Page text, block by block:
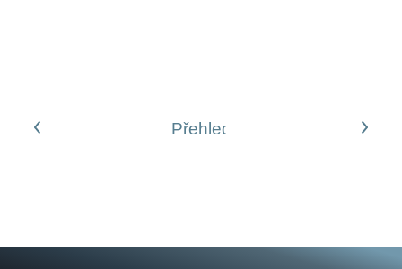
Předchozí článek Přehled Následující článek